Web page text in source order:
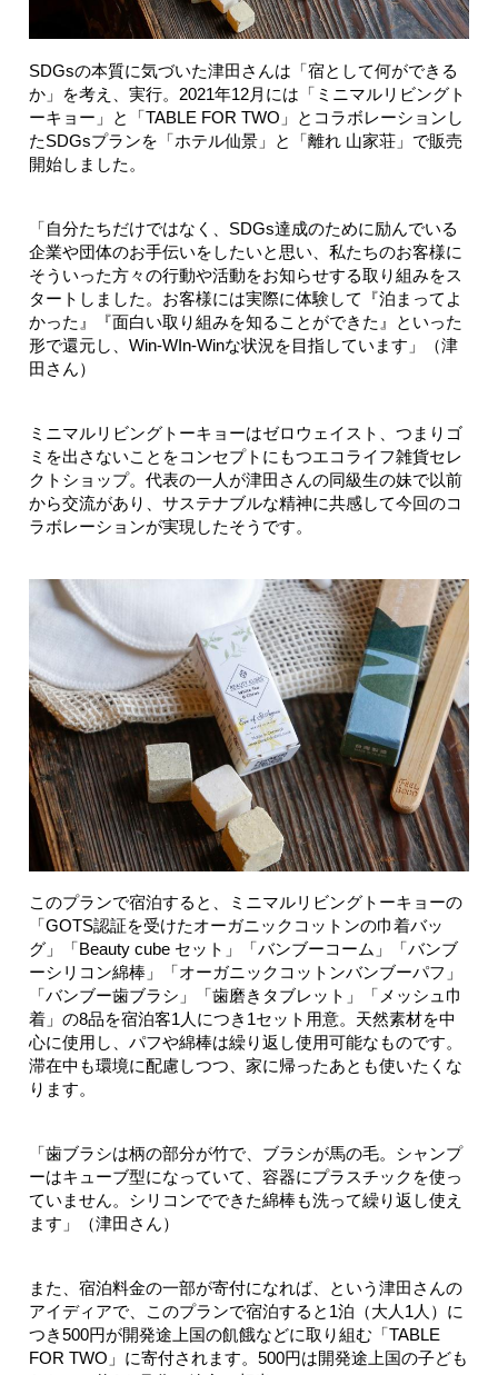
SDGsの本質に気づいた津田さんは「宿として何ができる
か」を考え、実行。2021年12月には「ミニマルリビングト
ーキョー」と「TABLE FOR TWO」とコラボレーションし
たSDGsプランを「ホテル仙景」と「離れ 山家荘」で販売
開始しました。
「自分たちだけではなく、SDGs達成のために励んでいる
企業や団体のお手伝いをしたいと思い、私たちのお客様に
そういった方々の行動や活動をお知らせする取り組みをス
タートしました。お客様には実際に体験して『泊まってよ
かった』『面白い取り組みを知ることができた』といった
形で還元し、Win-WIn-Winな状況を目指しています」（津
田さん）
ミニマルリビングトーキョーはゼロウェイスト、つまりゴ
ミを出さないことをコンセプトにもつエコライフ雑貨セレ
クトショップ。代表の一人が津田さんの同級生の妹で以前
から交流があり、サステナブルな精神に共感して今回のコ
ラボレーションが実現したそうです。
このプランで宿泊すると、ミニマルリビングトーキョーの
「GOTS認証を受けたオーガニックコットンの巾着バッ
グ」「Beauty cube セット」「バンブーコーム」「バンブ
ーシリコン綿棒」「オーガニックコットンバンブーパフ」
「バンブー歯ブラシ」「歯磨きタブレット」「メッシュ巾
着」の8品を宿泊客1人につき1セット用意。天然素材を中
心に使用し、パフや綿棒は繰り返し使用可能なものです。
滞在中も環境に配慮しつつ、家に帰ったあとも使いたくな
ります。
「歯ブラシは柄の部分が竹で、ブラシが馬の毛。シャンプ
ーはキューブ型になっていて、容器にプラスチックを使っ
ていません。シリコンでできた綿棒も洗って繰り返し使え
ます」（津田さん）
また、宿泊料金の一部が寄付になれば、という津田さんの
アイディアで、このプランで宿泊すると1泊（大人1人）に
つき500円が開発途上国の飢餓などに取り組む「TABLE
FOR TWO」に寄付されます。500円は開発途上国の子ども